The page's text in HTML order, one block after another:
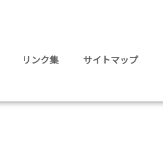
リンク集 サイトマップ